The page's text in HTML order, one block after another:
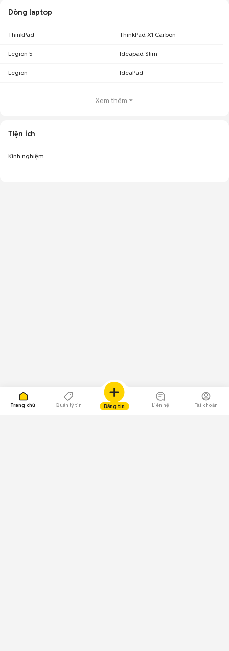
Trang chủ Quản lý tin Đăng tin Liên hệ Tài khoản
Dòng laptop
ThinkPad ThinkPad X1 Carbon
Legion 5 Ideapad Slim
Legion IdeaPad
Xem thêm
Tiện ích
Kinh nghiệm